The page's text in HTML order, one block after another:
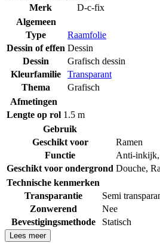
Merk
D-c-fix
Algemeen
Type
Raamfolie
Dessin of effen Dessin
Dessin
Grafisch dessin
Kleurfamilie
Transparant
Thema
Grafisch
Afmetingen
Lengte op rol 1.5 m
Gebruik
Geschikt voor
Ramen
Functie
Anti-inkijk,
Geschikt voor ondergrond Douche,
Technische kenmerken
Transparantie
Semi
Zonwerend
Nee
Bevestigingsmethode
Statisch
Lees meer